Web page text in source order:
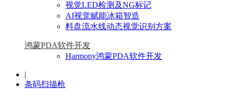
视觉LED检测及NG标记
AI视觉赋能冰箱智造
料盘流水线动态视觉识别方案
鸿蒙PDA软件开发
Harmony鸿蒙PDA软件开发
|
条码扫描枪